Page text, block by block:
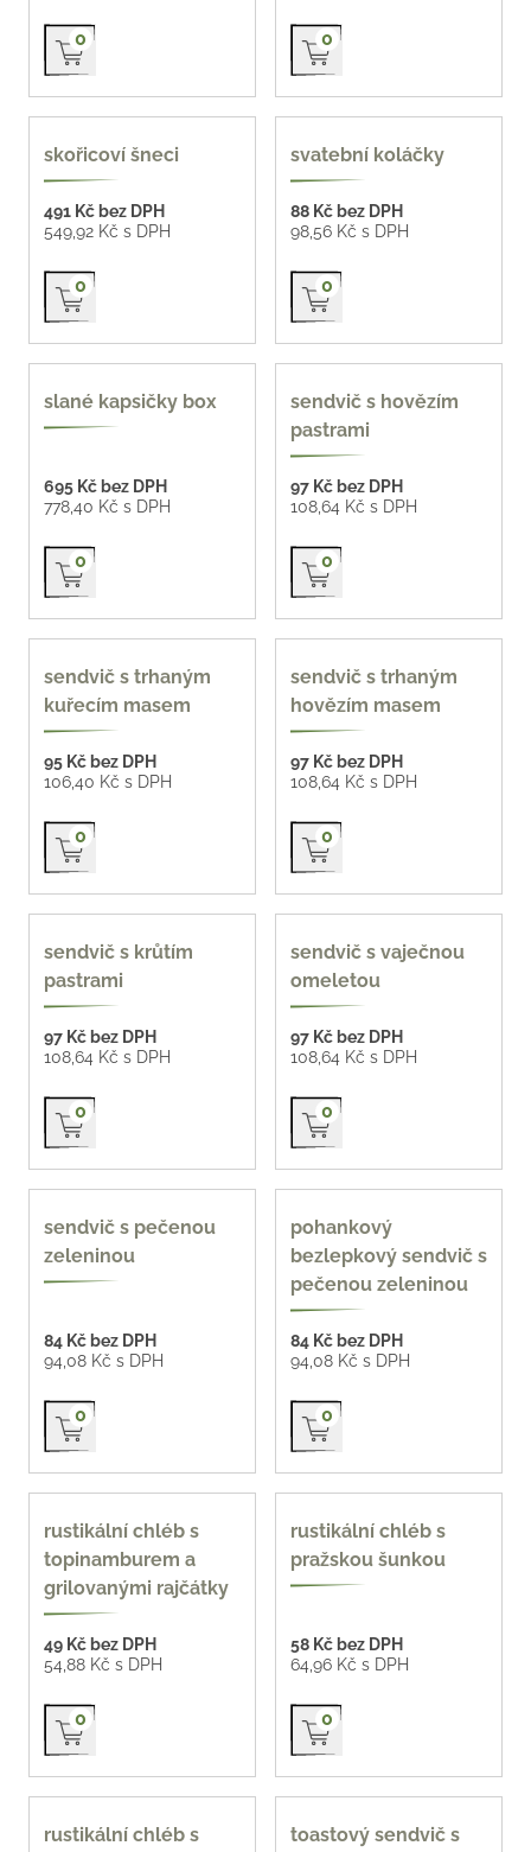
Přidat do košíku
0 Přidat do košíku
0
skořicoví šneci
491 Kč bez DPH
549,92 Kč s DPH
Přidat do košíku
0
svatební koláčky
88 Kč bez DPH
98,56 Kč s DPH
Přidat do košíku
0
nové
slané kapsičky box
695 Kč bez DPH
778,40 Kč s DPH
Přidat do košíku
0
140 g
sendvič s hovězím
pastrami
97 Kč bez DPH
108,64 Kč s DPH
Přidat do košíku
0
160 g
sendvič s trhaným
kuřecím masem
95 Kč bez DPH
106,40 Kč s DPH
Přidat do košíku
0
160 g
sendvič s trhaným
hovězím masem
97 Kč bez DPH
108,64 Kč s DPH
Přidat do košíku
0
140 g
sendvič s krůtím
pastrami
97 Kč bez DPH
108,64 Kč s DPH
Přidat do košíku
0
170 g
sendvič s vaječnou
omeletou
97 Kč bez DPH
108,64 Kč s DPH
Přidat do košíku
0
170 g
sendvič s pečenou
zeleninou
84 Kč bez DPH
94,08 Kč s DPH
Přidat do košíku
0
bezlepkový
pohankový
bezlepkový sendvič s
pečenou zeleninou
84 Kč bez DPH
94,08 Kč s DPH
Přidat do košíku
0
90 g
rustikální chléb s
topinamburem a
grilovanými rajčátky
49 Kč bez DPH
54,88 Kč s DPH
Přidat do košíku
0
90 g
rustikální chléb s
pražskou šunkou
58 Kč bez DPH
64,96 Kč s DPH
Přidat do košíku
0
90 g
rustikální chléb s toastový sendvič s